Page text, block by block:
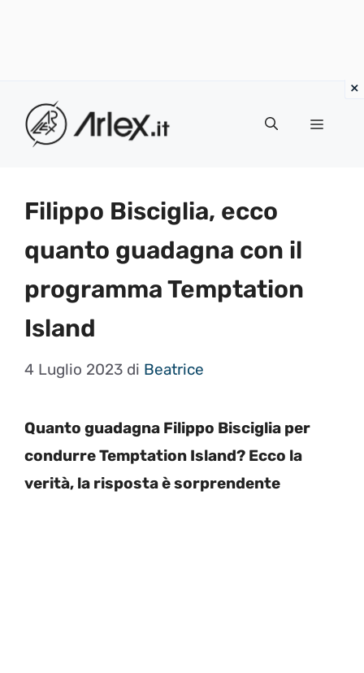
contenuto
Menu
Filippo Bisciglia, ecco
quanto guadagna con il
programma Temptation
Island
4 Luglio 2023 di Beatrice
Quanto guadagna Filippo Bisciglia per
condurre Temptation Island? Ecco la
verità, la risposta è sorprendente